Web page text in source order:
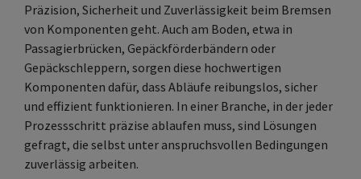
Präzision, Sicherheit und Zuverlässigkeit beim Bremsen
von Komponenten geht. Auch am Boden, etwa in
Passagierbrücken, Gepäckförderbändern oder
Gepäckschleppern, sorgen diese hochwertigen
Komponenten dafür, dass Abläufe reibungslos, sicher
und effizient funktionieren. In einer Branche, in der jeder
Prozessschritt präzise ablaufen muss, sind Lösungen
gefragt, die selbst unter anspruchsvollen Bedingungen
zuverlässig arbeiten.